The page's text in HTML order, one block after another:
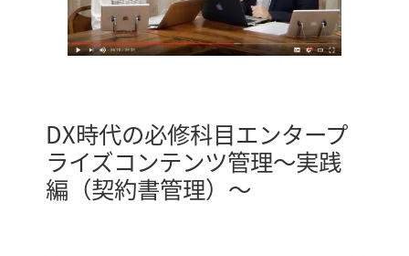
DX時代の必修科目エンタープ
ライズコンテンツ管理～実践
編（契約書管理）～